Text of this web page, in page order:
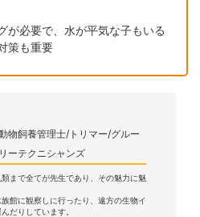
が必要で、水が平気な子もいる
策も重要
物飼養管理士/トリマー/グルー
ーテクニシャンズ
まで全てが先生であり、その魅力に魅
館に観察しに行ったり、遠方の生物イ
だりしています。